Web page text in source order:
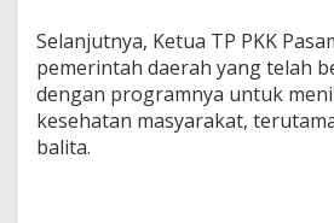
Selanjutnya, Ketua TP PKK
pemerintah daerah yang telah
dengan programnya untuk
kesehatan masyarakat,
balita.